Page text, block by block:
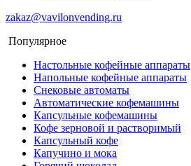
zakaz@vavilonvending.ru
Популярное
Настольные кофейные аппараты
Напольные кофейные аппараты
Снековые автоматы
Автоматические кофемашины
Капсульные кофемашины
Кофе зерновой и растворимый
Капсульный кофе
Капучино и мока